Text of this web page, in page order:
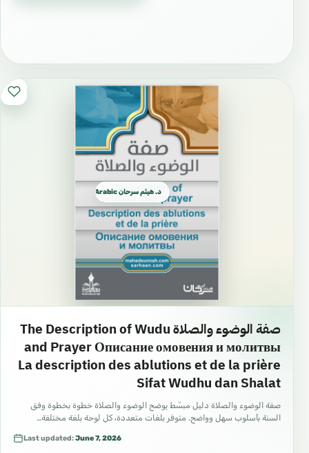
د. هيثم سرحان Arabic العربية
صفة الوضوء والصلاة The Description of Wudu
and Prayer Описание омовения и молитвы
La description des ablutions et de la prière
Sifat Wudhu dan Shalat
صفة الوضوء والصلاة دليل مبسّط يوضح الوضوء والصلاة خطوة بخطوة وفق
السنة بأسلوب سهل وواضح. متوفر بلغات متعددة، كل لوحة بلغة مختلفة…
Last updated:June 7, 2026